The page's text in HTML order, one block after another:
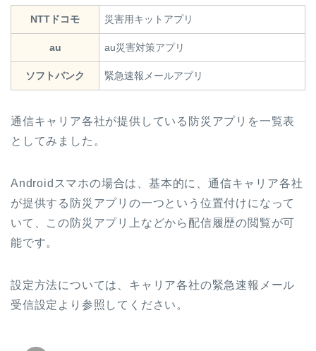
NTTドコモ 災害用キットアプリ
au au災害対策アプリ
ソフトバンク 緊急速報メールアプリ
通信キャリア各社が提供している防災アプリを一覧表
としてみました。
Androidスマホの場合は、基本的に、通信キャリア各社
が提供する防災アプリの一つという位置付けになって
いて、この防災アプリ上などから配信履歴の閲覧が可
能です。
設定方法については、キャリア各社の緊急速報メール
受信設定より参照してください。